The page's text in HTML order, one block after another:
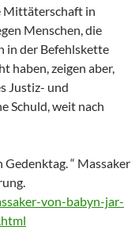
Mittäterschaft in
Menschen, die
in der Befehlskette
haben, zeigen aber,
Justiz- und
Schuld, weit nach
“ Massaker
von-babyn-jar-